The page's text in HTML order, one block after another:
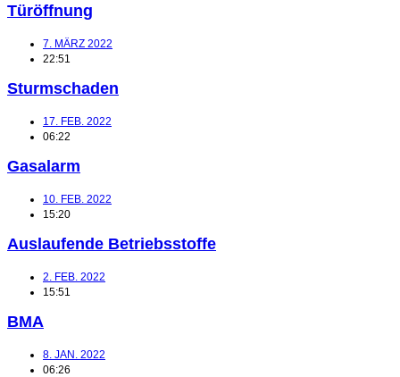
Türöffnung
7. MÄRZ 2022
22:51
Sturmschaden
17. FEB. 2022
06:22
Gasalarm
10. FEB. 2022
15:20
Auslaufende Betriebsstoffe
2. FEB. 2022
15:51
BMA
8. JAN. 2022
06:26